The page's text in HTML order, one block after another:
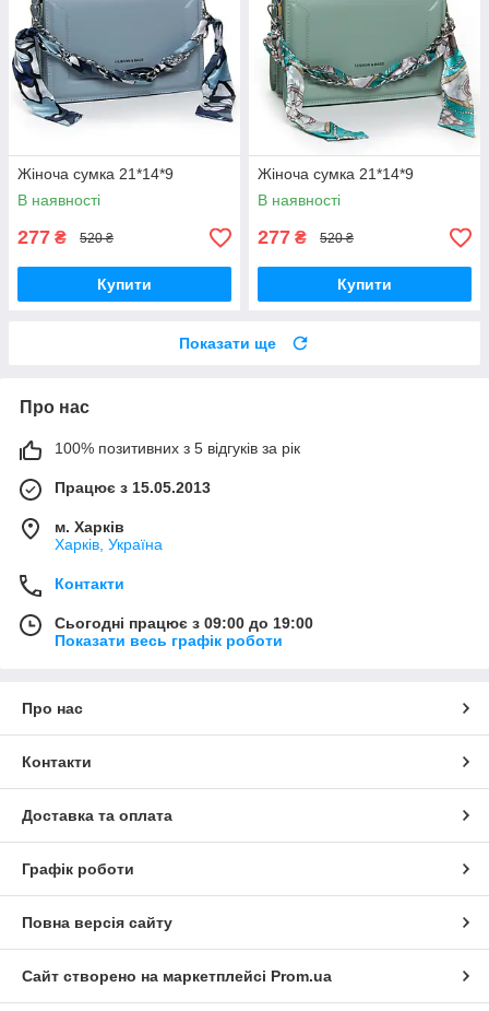
Жіноча сумка 21*14*9
В наявності
277 ₴ 520 ₴
Купити
Жіноча сумка 21*14*9
В наявності
277 ₴ 520 ₴
Купити
Показати ще
Про нас
100% позитивних з 5 відгуків за рік
Працює з 15.05.2013
м. Харків
Харків, Україна
Контакти
Сьогодні працює з 09:00 до 19:00
Показати весь графік роботи
Про нас
Контакти
Доставка та оплата
Графік роботи
Повна версія сайту
Сайт створено на маркетплейсі Prom.ua